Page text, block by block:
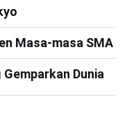
Masa-masa SMA
Dunia